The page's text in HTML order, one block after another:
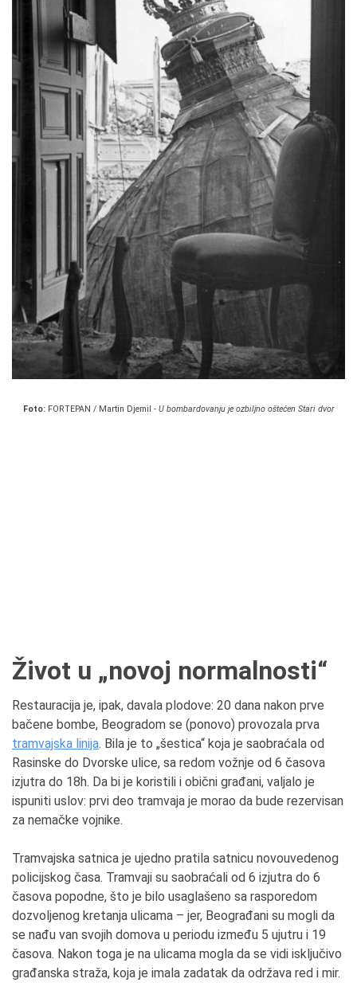
Foto:FORTEPAN / Martin Djemil -U bombardovanju je ozbiljno oštećen Stari dvor
Život u „novoj normalnosti“
Restauracija je, ipak, davala plodove: 20 dana nakon prve
bačene bombe, Beogradom se (ponovo) provozala prva
tramvajska linija. Bila je to „šestica“ koja je saobraćala od
Rasinske do Dvorske ulice, sa redom vožnje od 6 časova
izjutra do 18h. Da bi je koristili i obični građani, valjalo je
ispuniti uslov: prvi deo tramvaja je morao da bude rezervisan
za nemačke vojnike.
Tramvajska satnica je ujedno pratila satnicu novouvedenog
policijskog časa. Tramvaji su saobraćali od 6 izjutra do 6
časova popodne, što je bilo usaglašeno sa rasporedom
dozvoljenog kretanja ulicama – jer, Beograđani su mogli da
se nađu van svojih domova u periodu između 5 ujutru i 19
časova. Nakon toga je na ulicama mogla da se vidi isključivo
građanska straža, koja je imala zadatak da održava red i mir.